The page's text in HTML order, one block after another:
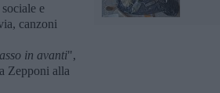
e
canzoni
in avanti",
Zepponi alla